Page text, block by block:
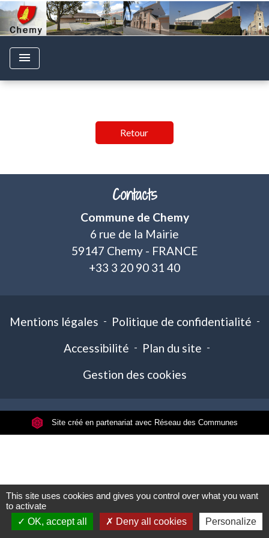
menu
Retour
Contacts
Commune de Chemy
6 rue de la Mairie
59147 Chemy - FRANCE
+33 3 20 90 31 40
Mentions légales - Politique de confidentialité -
Accessibilité - Plan du site -
Gestion des cookies
Site créé en partenariat avec Réseau des Communes
This site uses cookies and gives you control over what you want
to activate
OK, accept all
Deny all cookies Personalize